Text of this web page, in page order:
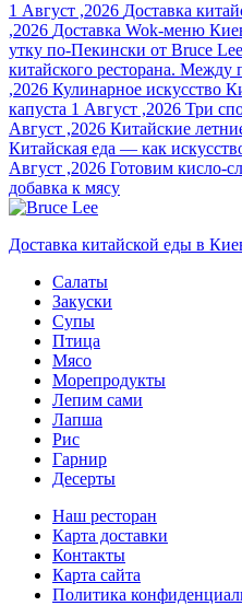
1 Август ,2026 Доставка
,2026 Доставка Wok-меню
утку по-Пекински от Bruce Lee
китайского ресторана.
,2026 Кулинарное искусство
капуста 1 Август ,2026 Три
Август ,2026 Китайские
Китайская еда — как
Август ,2026 Готовим кисло-
добавка к мясу
Доставка китайской еды в
Салаты
Закуски
Супы
Птица
Мясо
Морепродукты
Лепим сами
Лапша
Рис
Гарнир
Десерты
Наш ресторан
Карта доставки
Контакты
Карта сайта
Политика